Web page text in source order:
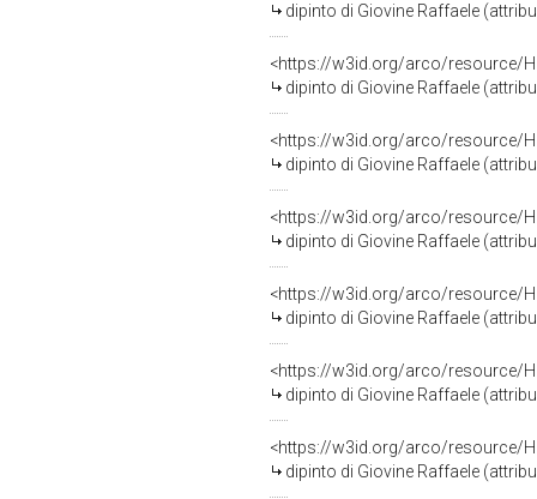
dipinto di Giovine Raffaele
<https://w3id.org/arco/resource/
dipinto di Giovine Raffaele
<https://w3id.org/arco/resource/
dipinto di Giovine Raffaele
<https://w3id.org/arco/resource/
dipinto di Giovine Raffaele
<https://w3id.org/arco/resource/
dipinto di Giovine Raffaele
<https://w3id.org/arco/resource/
dipinto di Giovine Raffaele
<https://w3id.org/arco/resource/
dipinto di Giovine Raffaele